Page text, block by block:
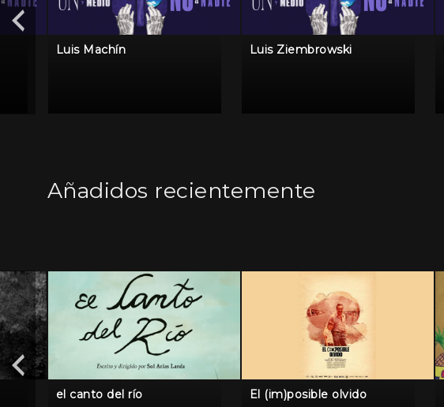
Luis Machín Luis Ziembrowski
Añadidos recientemente
el canto del río El (im)posible olvido